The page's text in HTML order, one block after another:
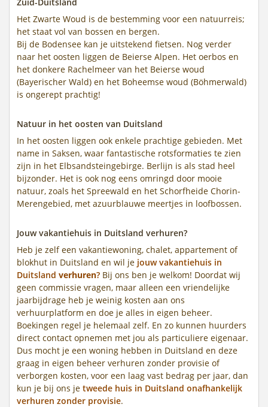
Het Zwarte Woud is de bestemming voor een natuurreis;
het staat vol van bossen en bergen.
Bij de Bodensee kan je uitstekend fietsen. Nog verder
naar het oosten liggen de Beierse Alpen. Het oerbos en
het donkere Rachelmeer van het Beierse woud
(Bayerischer Wald) en het Boheemse woud (Böhmerwald)
is ongerept prachtig!
Natuur in het oosten van Duitsland
In het oosten liggen ook enkele prachtige gebieden. Met
name in Saksen, waar fantastische rotsformaties te zien
zijn in het Elbsandsteingebirge. Berlijn is als stad heel
bijzonder. Het is ook nog eens omringd door mooie
natuur, zoals het Spreewald en het Schorfheide Chorin-
Merengebied, met azuurblauwe meertjes in loofbossen.
Jouw vakantiehuis in Duitsland verhuren?
Heb je zelf een vakantiewoning, chalet, appartement of
blokhut in Duitsland en wil je jouw vakantiehuis in
Duitsland verhuren? Bij ons ben je welkom! Doordat wij
geen commissie vragen, maar alleen een vriendelijke
jaarbijdrage heb je weinig kosten aan ons
verhuurplatform en doe je alles in eigen beheer.
Boekingen regel je helemaal zelf. En zo kunnen huurders
direct contact opnemen met jou als particuliere eigenaar.
Dus mocht je een woning hebben in Duitsland en deze
graag in eigen beheer verhuren zonder provisie of
verborgen kosten, voor een laag vast bedrag per jaar, dan
kun je bij ons je tweede huis in Duitsland onafhankelijk
verhuren zonder provisie.